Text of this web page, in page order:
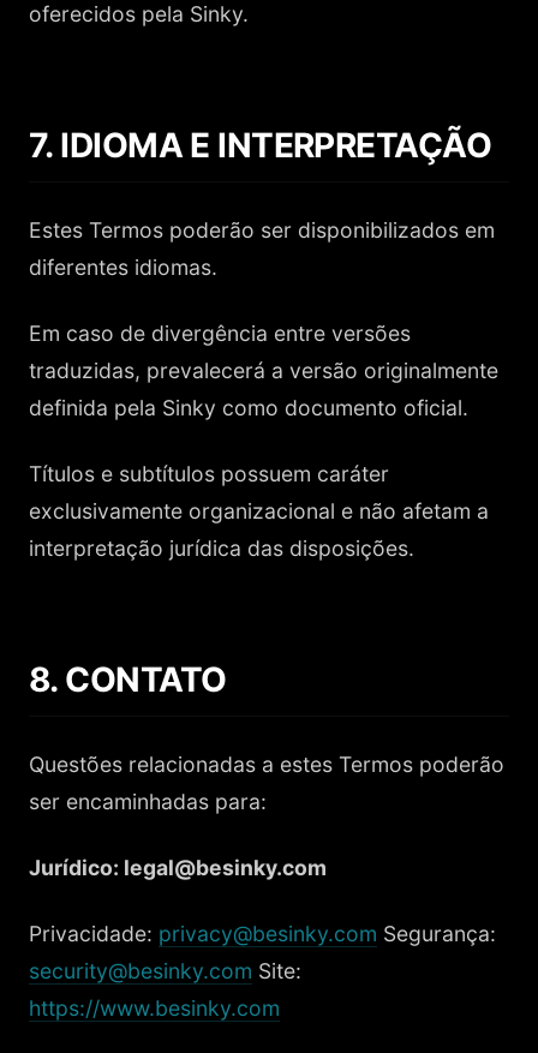
oferecidos pela Sinky.
7. IDIOMA E INTERPRETAÇÃO
Estes Termos poderão ser disponibilizados em
diferentes idiomas.
Em caso de divergência entre versões
traduzidas, prevalecerá a versão originalmente
definida pela Sinky como documento oficial.
Títulos e subtítulos possuem caráter
exclusivamente organizacional e não afetam a
interpretação jurídica das disposições.
8. CONTATO
Questões relacionadas a estes Termos poderão
ser encaminhadas para:
Jurídico: legal@besinky.com
Privacidade: privacy@besinky.com Segurança:
security@besinky.com Site:
https://www.besinky.com